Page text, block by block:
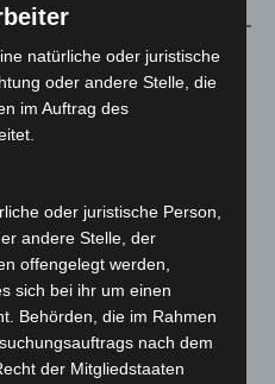
2.799
1.888
1.271
natürliche oder juristische
oder andere Stelle, die
im Auftrag des
oder juristische Person,
andere Stelle, der
offengelegt werden,
sich bei ihr um einen
Behörden, die im Rahmen
nach dem
der Mitgliedstaaten